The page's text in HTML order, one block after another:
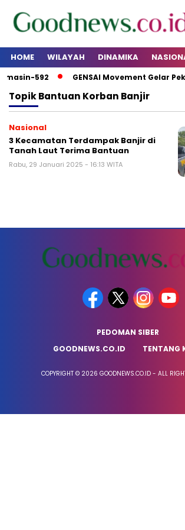
HOME WILAYAH DINAMIKA
592 GENSAI Movement Gelar
TopikBantuan Korban Banjir
Nasional
3 Kecamatan Terdampak Banjir di
Tanah Laut Terima Bantuan
Rabu, 29 Januari 2025 - 16:13 WITA
PEDOMAN SIBER
GOODNEWS.CO.ID
TENTANG
COPYRIGHT © 2026 GOODNEWS.CO.ID - ALL